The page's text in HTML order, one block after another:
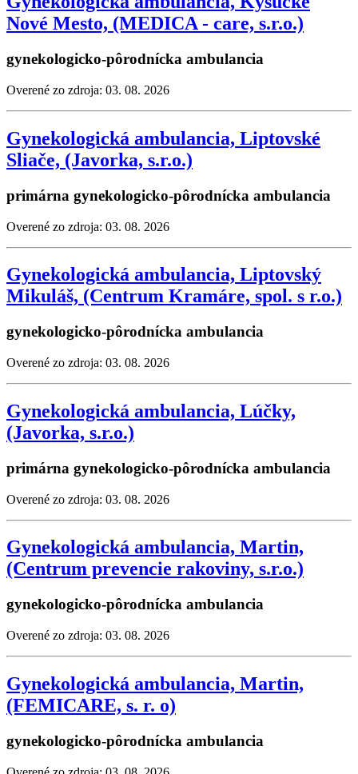
Nové Mesto, (MEDICA - care, s.r.o.)
gynekologicko-pôrodnícka ambulancia
Overené zo zdroja: 03. 08. 2026
Gynekologická ambulancia, Liptovské
Sliače, (Javorka, s.r.o.)
primárna gynekologicko-pôrodnícka ambulancia
Overené zo zdroja: 03. 08. 2026
Gynekologická ambulancia, Liptovský
Mikuláš, (Centrum Kramáre, spol. s r.o.)
gynekologicko-pôrodnícka ambulancia
Overené zo zdroja: 03. 08. 2026
Gynekologická ambulancia, Lúčky,
(Javorka, s.r.o.)
primárna gynekologicko-pôrodnícka ambulancia
Overené zo zdroja: 03. 08. 2026
Gynekologická ambulancia, Martin,
(Centrum prevencie rakoviny, s.r.o.)
gynekologicko-pôrodnícka ambulancia
Overené zo zdroja: 03. 08. 2026
Gynekologická ambulancia, Martin,
(FEMICARE, s. r. o)
gynekologicko-pôrodnícka ambulancia